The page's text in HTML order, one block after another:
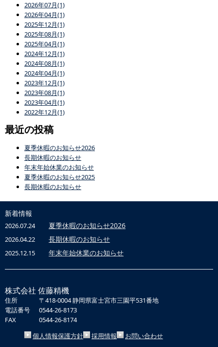
2026年07月(1)
2026年04月(1)
2025年12月(1)
2025年08月(1)
2025年04月(1)
2024年12月(1)
2024年08月(1)
2024年04月(1)
2023年12月(1)
2023年08月(1)
2023年04月(1)
2022年12月(1)
最近の投稿
夏季休暇のお知らせ2026
長期休暇のお知らせ
年末年始休業のお知らせ
夏季休暇のお知らせ2025
長期休暇のお知らせ
新着情報
2026.07.24 夏季休暇のお知らせ2026
2026.04.22 長期休暇のお知らせ
2025.12.15 年末年始休業のお知らせ
株式会社 佐藤精機
住所
〒418-0004 静岡県富士宮市三園平531番地
電話番号
0544-26-8173
FAX
0544-26-8174
個人情報保護方針
採用情報 お問い合わせ